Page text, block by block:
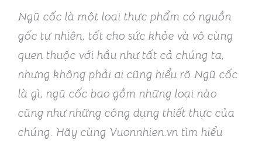
Ngũ cốc là một loại thực phẩm có nguồn
gốc tự nhiên, tốt cho sức khỏe và vô cùng
quen thuộc với hầu như tất cả chúng ta,
nhưng không phải ai cũng hiểu rõ Ngũ cốc
là gì, ngũ cốc bao gồm những loại nào
cũng như những công dụng thiết thực của
chúng. Hãy cùng Vuonnhien.vn tìm hiểu